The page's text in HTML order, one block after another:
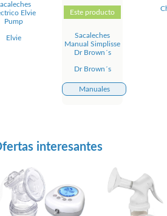
Elvie
Pump
Elvie
Este producto
Sacaleches
Manual Simplisse
Dr Brown´s
Dr Brown´s
Manuales
interesantes